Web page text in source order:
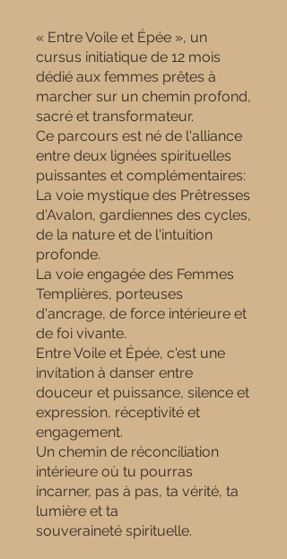
« Entre Voile et Épée », un
cursus initiatique de 12 mois
dédié aux femmes prêtes à
marcher sur un chemin profond,
sacré et transformateur.
Ce parcours est né de l'alliance
entre deux lignées spirituelles
puissantes et complémentaires:
La voie mystique des Prêtresses
d'Avalon, gardiennes des cycles,
de la nature et de l'intuition
profonde.
La voie engagée des Femmes
Templières, porteuses
d'ancrage, de force intérieure et
de foi vivante.
Entre Voile et Épée, c'est une
invitation à danser entre
douceur et puissance, silence et
expression, réceptivité et
engagement.
Un chemin de réconciliation
intérieure où tu pourras
incarner, pas à pas, ta vérité, ta
lumière et ta
souveraineté spirituelle.